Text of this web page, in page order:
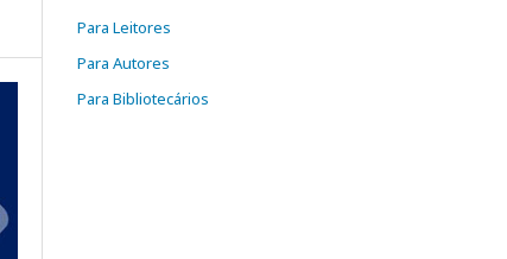
Para Leitores
Para Autores
Para Bibliotecários